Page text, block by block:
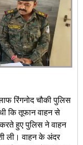
रिंगनोद चौकी पुलिस
कि तूफान वाहन से
करते हुए पुलिस ने वाहन
ली। वाहन के अंदर